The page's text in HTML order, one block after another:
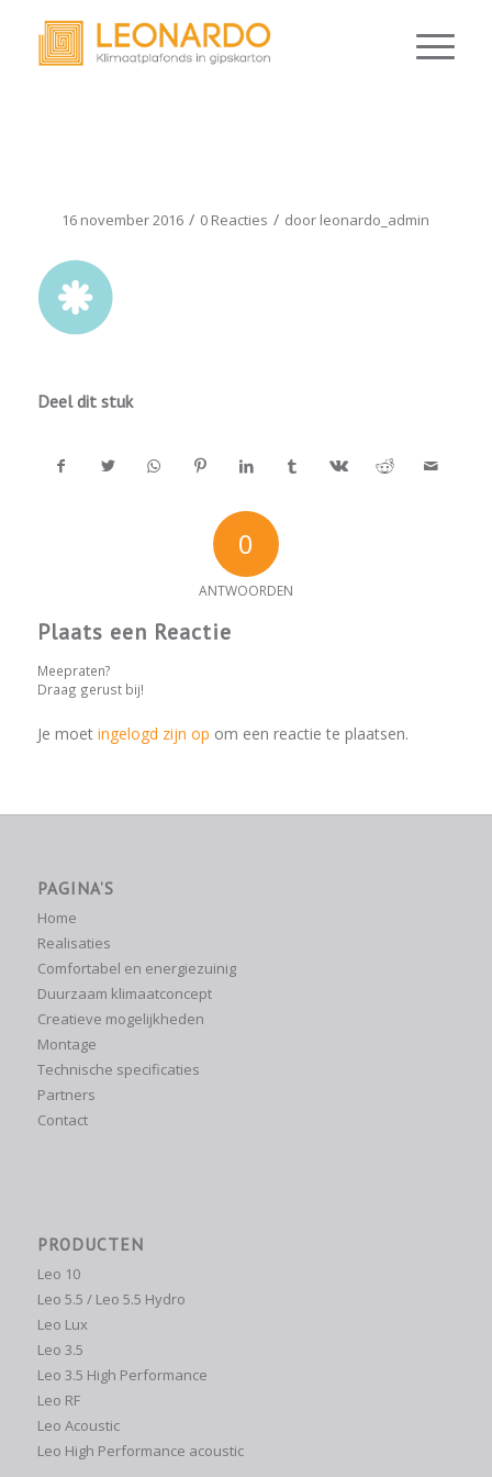
16 november 2016 / 0 Reacties / door leonardo_admin
Deel dit stuk
0
ANTWOORDEN
Plaats een Reactie
Meepraten?
Draag gerust bij!
Je moet ingelogd zijn op om een reactie te plaatsen.
PAGINA’S
Home
Realisaties
Comfortabel en energiezuinig
Duurzaam klimaatconcept
Creatieve mogelijkheden
Montage
Technische specificaties
Partners
Contact
PRODUCTEN
Leo 10
Leo 5.5 / Leo 5.5 Hydro
Leo Lux
Leo 3.5
Leo 3.5 High Performance
Leo RF
Leo Acoustic
Leo High Performance acoustic